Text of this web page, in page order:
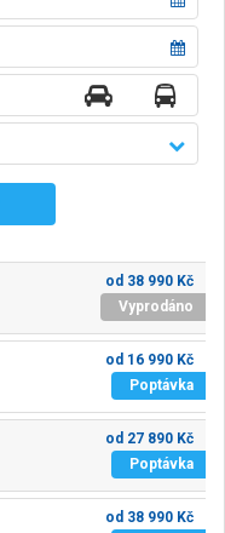
od 38 990 Kč
Vyprodáno
od 16 990 Kč
Poptávka
od 27 890 Kč
Poptávka
od 38 990 Kč